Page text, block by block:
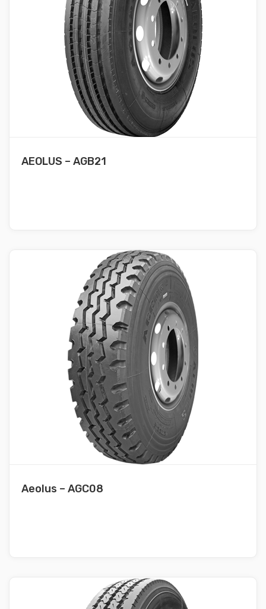
AEOLUS – AGB21
Aeolus – AGC08